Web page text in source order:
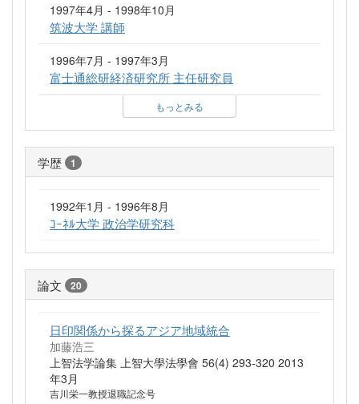
1997年4月 - 1998年10月
筑波大学 講師
1996年7月 - 1997年3月
富士通総研経済研究所 主任研究員
もっとみる
学歴 1
1992年1月 - 1996年8月
ｺｰﾈﾙ大学 政治学研究科
論文 20
日印関係から探るアジア地域統合
加藤浩三
上智法学論集 上智大學法學會 56(4) 293-320 2013
年3月
吉川栄一教授退職記念号